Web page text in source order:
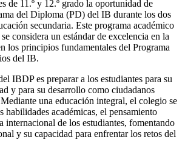
de 11.º y 12.º grado la oportunidad de
del Diploma (PD) del IB durante los dos
secundaria. Este programa académico
considera un estándar de excelencia en la
los principios fundamentales del Programa
del IB.
IBDP es preparar a los estudiantes para su
y para su desarrollo como ciudadanos
una educación integral, el colegio se
habilidades académicas, el pensamiento
internacional de los estudiantes, fomentando
y su capacidad para enfrentar los retos del